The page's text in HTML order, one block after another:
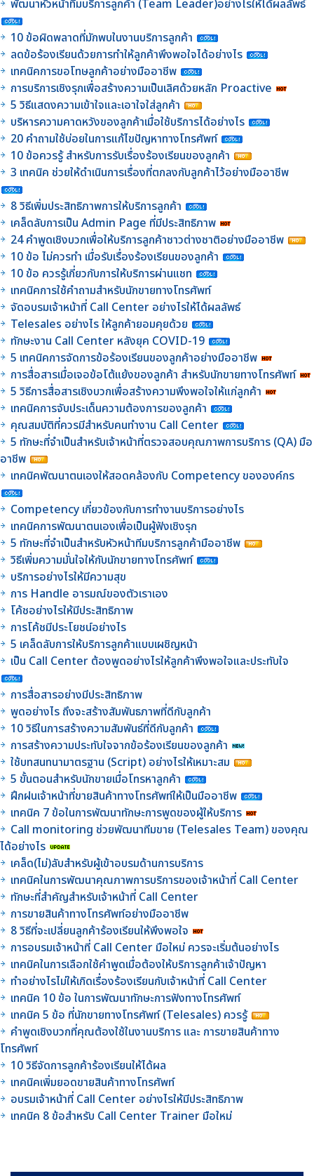
พัฒนาหัวหน้าทีมบริการลูกค้า (Team Leader)อย่างไรให้ได้ผลลัพธ์
10 ข้อผิดพลาดที่มักพบในงานบริการลูกค้า
ลดข้อร้องเรียนด้วยการทำให้ลูกค้าพึงพอใจได้อย่างไร
เทคนิคการขอโทษลูกค้าอย่างมืออาชีพ
การบริการเชิงรุกเพื่อสร้างความเป็นเลิศด้วยหลัก Proactive
5 วิธีแสดงความเข้าใจและเอาใจใส่ลูกค้า
บริหารความคาดหวังของลูกค้าเมื่อใช้บริการได้อย่างไร
20 คำถามใช้บ่อยในการแก้ไขปัญหาทางโทรศัพท์
10 ข้อควรรู้ สำหรับการรับเรื่องร้องเรียนของลูกค้า
3 เทคนิค ช่วยให้ดำเนินการเรื่องที่ตกลงกับลูกค้าไว้อย่างมืออาชีพ
8 วิธีเพิ่มประสิทธิภาพการให้บริการลูกค้า
เคล็ดลับการเป็น Admin Page ที่มีประสิทธิภาพ
24 คำพูดเชิงบวกเพื่อให้บริการลูกค้าชาวต่างชาติอย่างมืออาชีพ
10 ข้อ ไม่ควรทำ เมื่อรับเรื่องร้องเรียนของลูกค้า
10 ข้อ ควรรู้เกี่ยวกับการให้บริการผ่านแชท
เทคนิคการใช้คำถามสำหรับนักขายทางโทรศัพท์
จัดอบรมเจ้าหน้าที่ Call Center อย่างไรให้ได้ผลลัพธ์
Telesales อย่างไร ให้ลูกค้ายอมคุยด้วย
ทักษะงาน Call Center หลังยุค COVID-19
5 เทคนิคการจัดการข้อร้องเรียนของลูกค้าอย่างมืออาชีพ
การสื่อสารเมื่อเจอข้อโต้แย้งของลูกค้า สำหรับนักขายทางโทรศัพท์
5 วิธีการสื่อสารเชิงบวกเพื่อสร้างความพึงพอใจให้แก่ลูกค้า
เทคนิคการจับประเด็นความต้องการของลูกค้า
คุณสมบัติที่ควรมีสำหรับคนทำงาน Call Center
5 ทักษะที่จำเป็นสำหรับเจ้าหน้าที่ตรวจสอบคุณภาพการบริการ (QA) มือ
อาชีพ
เทคนิคพัฒนาตนเองให้สอดคล้องกับ Competency ขององค์กร
Competency เกี่ยวข้องกับการทำงานบริการอย่างไร
เทคนิคการพัฒนาตนเองเพื่อเป็นผู้ฟังเชิงรุก
5 ทักษะที่จำเป็นสำหรับหัวหน้าทีมบริการลูกค้ามืออาชีพ
วิธีเพิ่มความมั่นใจให้กับนักขายทางโทรศัพท์
บริการอย่างไรให้มีความสุข
การ Handle อารมณ์ของตัวเราเอง
โค้ชอย่างไรให้มีประสิทธิภาพ
การโค้ชมีประโยชน์อย่างไร
5 เคล็ดลับการให้บริการลูกค้าแบบเผชิญหน้า
เป็น Call Center ต้องพูดอย่างไรให้ลูกค้าพึงพอใจและประทับใจ
การสื่อสารอย่างมีประสิทธิภาพ
พูดอย่างไร ถึงจะสร้างสัมพันธภาพที่ดีกับลูกค้า
10 วิธีในการสร้างความสัมพันธ์ที่ดีกับลูกค้า
การสร้างความประทับใจจากข้อร้องเรียนของลูกค้า
ใช้บทสนทนามาตรฐาน (Script) อย่างไรให้เหมาะสม
5 ขั้นตอนสำหรับนักขายเมื่อโทรหาลูกค้า
ฝึกฝนเจ้าหน้าที่ขายสินค้าทางโทรศัพท์ให้เป็นมืออาชีพ
เทคนิค 7 ข้อในการพัฒนาทักษะการพูดของผู้ให้บริการ
Call monitoring ช่วยพัฒนาทีมขาย (Telesales Team) ของคุณ
ได้อย่างไร
เคล็ด(ไม่)ลับสำหรับผู้เข้าอบรมด้านการบริการ
เทคนิคในการพัฒนาคุณภาพการบริการของเจ้าหน้าที่ Call Center
ทักษะที่สำคัญสำหรับเจ้าหน้าที่ Call Center
การขายสินค้าทางโทรศัพท์อย่างมืออาชีพ
8 วิธีที่จะเปลี่ยนลูกค้าร้องเรียนให้พึงพอใจ
การอบรมเจ้าหน้าที่ Call Center มือใหม่ ควรจะเริ่มต้นอย่างไร
เทคนิคในการเลือกใช้คำพูดเมื่อต้องให้บริการลูกค้าเจ้าปัญหา
ทำอย่างไรไม่ให้เกิดเรื่องร้องเรียนกับเจ้าหน้าที่ Call Center
เทคนิค 10 ข้อ ในการพัฒนาทักษะการฟังทางโทรศัพท์
เทคนิค 5 ข้อ ที่นักขายทางโทรศัพท์ (Telesales) ควรรู้
คำพูดเชิงบวกที่คุณต้องใช้ในงานบริการ และ การขายสินค้าทาง
โทรศัพท์
10 วิธีจัดการลูกค้าร้องเรียนให้ได้ผล
เทคนิคเพิ่มยอดขายสินค้าทางโทรศัพท์
อบรมเจ้าหน้าที่ Call Center อย่างไรให้มีประสิทธิภาพ
เทคนิค 8 ข้อสำหรับ Call Center Trainer มือใหม่